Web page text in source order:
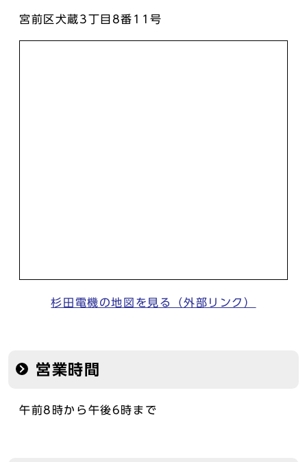
宮前区犬蔵3丁目8番11号
杉田電機の地図を見る（外部リンク）
営業時間
午前8時から午後6時まで